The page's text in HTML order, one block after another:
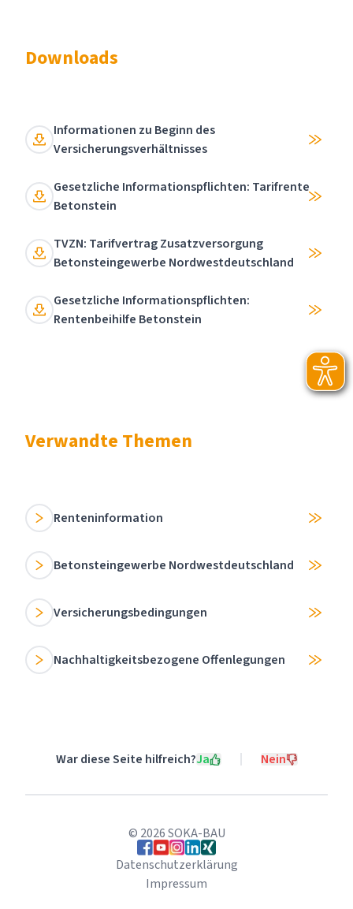
Downloads
Informationen zu Beginn des
Versicherungsverhältnisses
Gesetzliche Informationspflichten: Tarifrente
Betonstein
TVZN: Tarifvertrag Zusatzversorgung
Betonsteingewerbe Nordwestdeutschland
Gesetzliche Informationspflichten:
Rentenbeihilfe Betonstein
Verwandte Themen
Renteninformation
Betonsteingewerbe Nordwestdeutschland
Versicherungsbedingungen
Nachhaltigkeitsbezogene Offenlegungen
War diese Seite hilfreich?Ja Nein
© 2026SOKA-BAU
Folgen Sie uns auf Facebook
Folgen Sie uns auf YouTube
Folgen Sie uns auf Instagram
Folgen Sie uns auf LinkedIn
Folgen Sie uns auf Xing
Datenschutzerklärung
Impressum